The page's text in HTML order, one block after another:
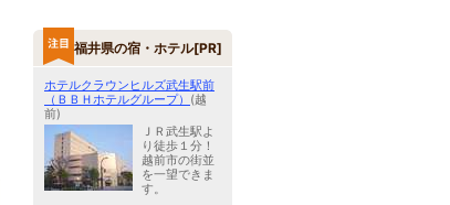
福井県の宿・ホテル[PR]
ホテルクラウンヒルズ武生駅前
（ＢＢＨホテルグループ） (越
前)
ＪＲ武生駅よ
り徒歩１分！
越前市の街並
を一望できま
す。